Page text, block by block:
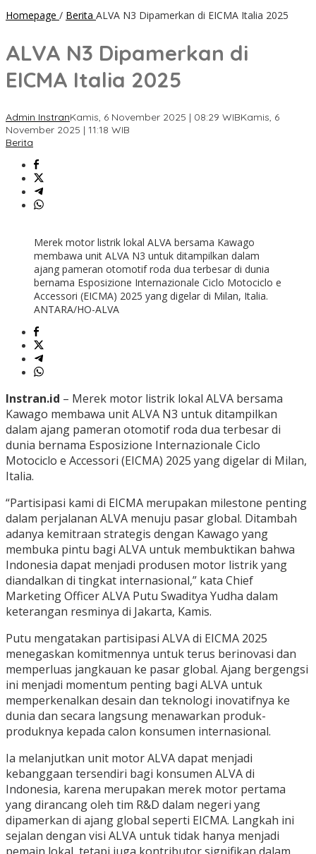
Homepage / Berita ALVA N3 Dipamerkan di EICMA Italia 2025
ALVA N3 Dipamerkan di
EICMA Italia 2025
Admin InstranKamis, 6 November 2025 | 08:29 WIBKamis, 6
November 2025 | 11:18 WIB
Berita
Merek motor listrik lokal ALVA bersama Kawago
membawa unit ALVA N3 untuk ditampilkan dalam
ajang pameran otomotif roda dua terbesar di dunia
bernama Esposizione Internazionale Ciclo Motociclo e
Accessori (EICMA) 2025 yang digelar di Milan, Italia.
ANTARA/HO-ALVA
Instran.id – Merek motor listrik lokal ALVA bersama
Kawago membawa unit ALVA N3 untuk ditampilkan
dalam ajang pameran otomotif roda dua terbesar di
dunia bernama Esposizione Internazionale Ciclo
Motociclo e Accessori (EICMA) 2025 yang digelar di Milan,
Italia.
“Partisipasi kami di EICMA merupakan milestone penting
dalam perjalanan ALVA menuju pasar global. Ditambah
adanya kemitraan strategis dengan Kawago yang
membuka pintu bagi ALVA untuk membuktikan bahwa
Indonesia dapat menjadi produsen motor listrik yang
diandalkan di tingkat internasional,” kata Chief
Marketing Officer ALVA Putu Swaditya Yudha dalam
keterangan resminya di Jakarta, Kamis.
Putu mengatakan partisipasi ALVA di EICMA 2025
menegaskan komitmennya untuk terus berinovasi dan
memperluas jangkauan ke pasar global. Ajang bergengsi
ini menjadi momentum penting bagi ALVA untuk
memperkenalkan desain dan teknologi inovatifnya ke
dunia dan secara langsung menawarkan produk-
produknya kepada calon konsumen internasional.
Ia melanjutkan unit motor ALVA dapat menjadi
kebanggaan tersendiri bagi konsumen ALVA di
Indonesia, karena merupakan merek motor pertama
yang dirancang oleh tim R&D dalam negeri yang
dipamerkan di ajang global seperti EICMA. Langkah ini
sejalan dengan visi ALVA untuk tidak hanya menjadi